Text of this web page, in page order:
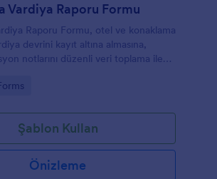
Vardiya Raporu Formu
Raporu Formu, otel ve konaklama
devrini kayıt altına almasına,
notlarını düzenli veri toplama ile
olur.
Şablon Kullan
Önizleme